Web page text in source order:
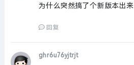
为什么突然搞了个新版本出来
回复
ghr6u76yjtrjt